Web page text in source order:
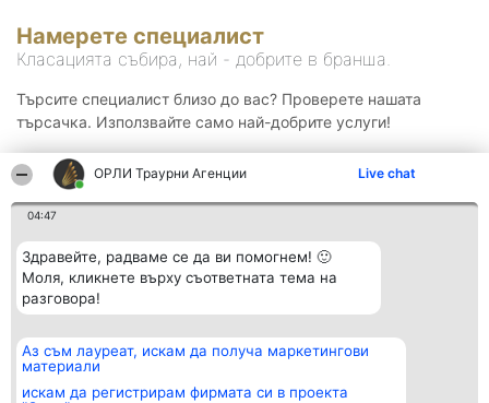
ОРЛИ Траурни Агенции Live chat
04:47
Здравейте, радваме се да ви помогнем! 🙂
Моля, кликнете върху съответната тема на
разговора!
Аз съм лауреат, искам да получа маркетингови
материали
искам да регистрирам фирмата си в проекта
Намерете специалист
Класацията събира, най - добрите в бранша.
Търсите специалист близо до вас? Проверете нашата
търсачка. Използвайте само най-добрите услуги!
Организатор на
класиране
BulevardulAleea Timișul De
Класация
всички
Контакти